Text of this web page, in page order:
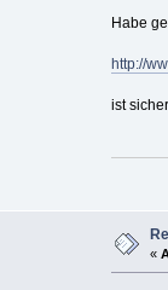
Habe
http://
ist
«